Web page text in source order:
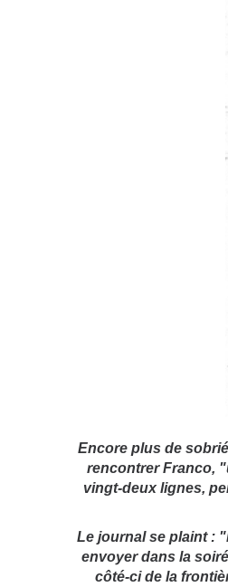
Encore plus de
rencontrer Franco,
vingt-deux lignes,
Le journal se plaint :
envoyer dans la
côté-ci de la